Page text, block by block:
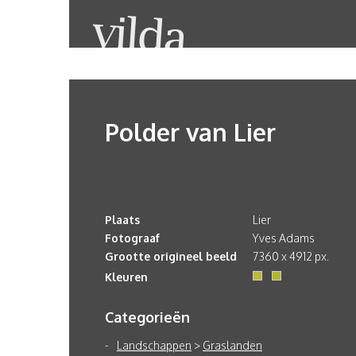
Polder van Lier
Plaats
Lier
Fotograaf
Yves Adams
Grootte origineel beeld
7360 x 4912 px.
Kleuren
Categorieën
Landschappen > Graslanden